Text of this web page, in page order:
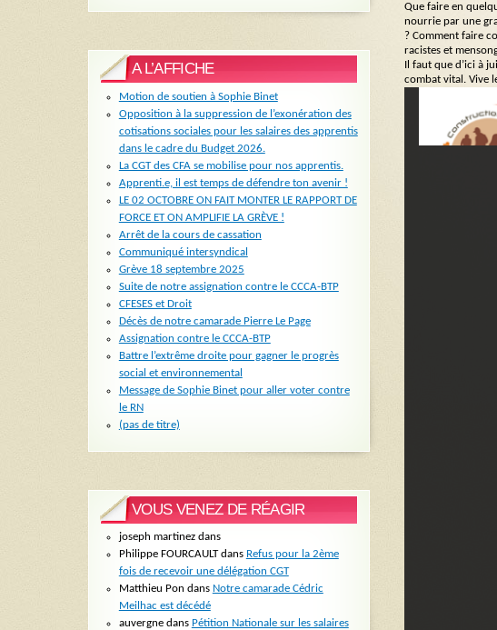
Que faire en
nourrie par une
? Comment faire
racistes et
Il faut que d’ici à
combat vital. Vive
A L’AFFICHE
Motion de soutien à Sophie Binet
Opposition à la suppression de l’exonération des
cotisations sociales pour les salaires des apprentis
dans le cadre du Budget 2026.
La CGT des CFA se mobilise pour nos apprentis.
Apprenti.e, il est temps de défendre ton avenir !
LE 02 OCTOBRE ON FAIT MONTER LE RAPPORT DE
FORCE ET ON AMPLIFIE LA GRÈVE !
Arrêt de la cours de cassation
Communiqué intersyndical
Grève 18 septembre 2025
Suite de notre assignation contre le CCCA-BTP
CFESES et Droit
Décès de notre camarade Pierre Le Page
Assignation contre le CCCA-BTP
Battre l’extrême droite pour gagner le progrès
social et environnemental
Message de Sophie Binet pour aller voter contre
le RN
(pas de titre)
VOUS VENEZ DE RÉAGIR
joseph martinezdans
Philippe FOURCAULTdans Refus pour la 2ème
fois de recevoir une délégation CGT
Matthieu Pon dans Notre camarade Cédric
Meilhac est décédé
auvergnedans Pétition Nationale sur les salaires